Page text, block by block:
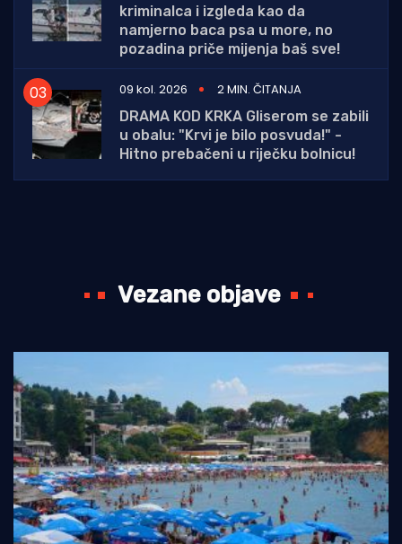
kriminalca i izgleda kao da
namjerno baca psa u more, no
pozadina priče mijenja baš sve!
09 kol. 2026
2 MIN. ČITANJA
DRAMA KOD KRKA Gliserom se zabili
u obalu: "Krvi je bilo posvuda!" -
Hitno prebačeni u riječku bolnicu!
Vezane objave